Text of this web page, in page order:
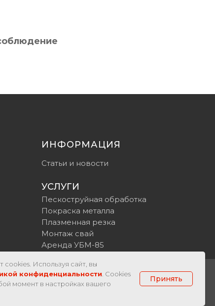
cookies. Используя сайт, вы
конфиденциальности . Cookies
момент в настройках вашего
Принять
ИНФОРМАЦИЯ
Статьи и новости
УСЛУГИ
Пескоструйная обработка
Покраска металла
Плазменная резка
Монтаж свай
Аренда УБМ-85